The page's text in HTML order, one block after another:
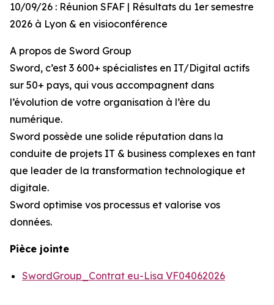
10/09/26 : Réunion SFAF | Résultats du 1er semestre
2026 à Lyon & en visioconférence
A propos de Sword Group
Sword, c’est 3 600+ spécialistes en IT/Digital actifs
sur 50+ pays, qui vous accompagnent dans
l’évolution de votre organisation à l’ère du
numérique.
Sword possède une solide réputation dans la
conduite de projets IT & business complexes en tant
que leader de la transformation technologique et
digitale.
Sword optimise vos processus et valorise vos
données.
Pièce jointe
SwordGroup_Contrat eu-Lisa VF04062026